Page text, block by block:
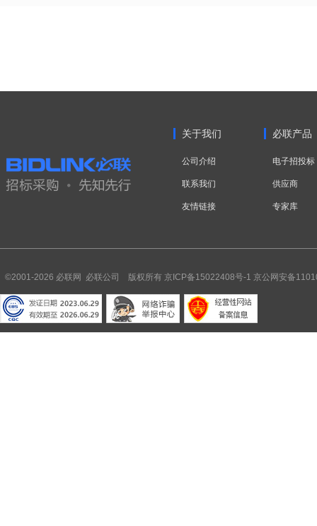
关于我们
公司介绍
联系我们
友情链接
必联产品
电子招投标
供应商
专家库
©2001-2026 必联网 必联公司 版权所有 京ICP备15022408号-1 京公网安备